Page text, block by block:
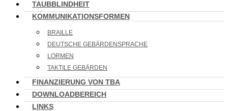
TAUBBLINDHEIT
KOMMUNIKATIONSFORMEN
BRAILLE
DEUTSCHE GEBÄRDENSPRACHE
LORMEN
TAKTILE GEBÄRDEN
FINANZIERUNG VON TBA
DOWNLOADBEREICH
LINKS